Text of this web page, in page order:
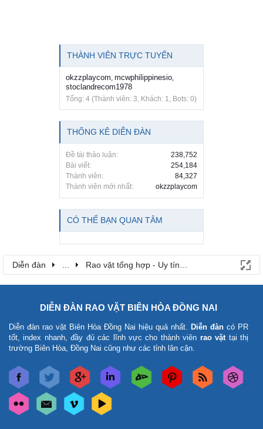
THÀNH VIÊN TRỰC TUYẾN
okzzplaycom mcwphilippinesio
stoclandrecom1978
Tổng: 4 (Thành viên: 3, Khách: 1, Bots: 0)
THỐNG KÊ DIỄN ĐÀN
Đề tài thảo luận:
238,752
Bài viết:
254,184
Thành viên:
84,327
Thành viên mới nhất:
okzzplaycom
CÓ THỂ BẠN QUAN TÂM
Diễn đàn Rao vặt tổng hợp - Uy tín - Miễn phí
DIỄN ĐÀN RAO VẶT BIÊN HÒA ĐỒNG NAI
Diễn đàn rao vặt Biên Hòa Đồng Nai hiệu quả nhất. Diễn đàn có PR
tốt, index nhanh, đầy đủ các lĩnh vực cho thành viên rao vặt tại thị
trường Biên Hòa, Đồng Nai cũng như các tỉnh lân cận.